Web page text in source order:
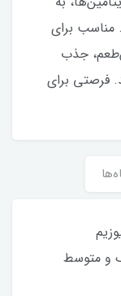
مناسب برای
جذب
فرصتی برای
و متوسط